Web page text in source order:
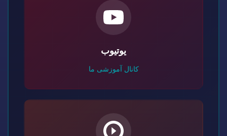
یوتیوب
کانال آموزشی ما